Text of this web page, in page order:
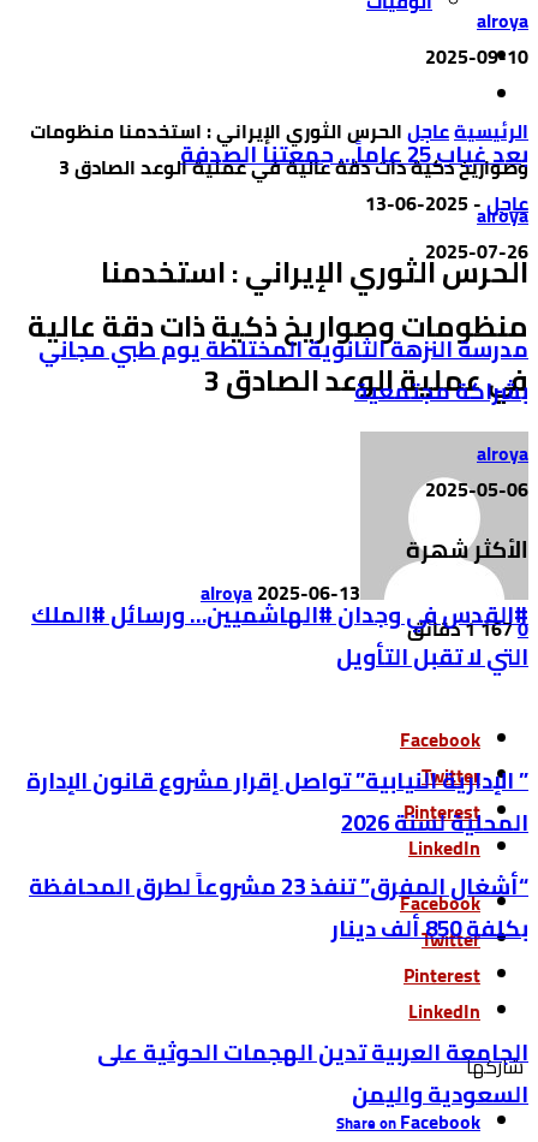
‫الرئيسية‬عاجلالحرس الثوري الإيراني : استخدمنا منظومات
وصواريخ ذكية ذات دقة عالية في عملية الوعد الصادق 3
عاجل-
2025-06-13
الحرس الثوري الإيراني : استخدمنا
منظومات وصواريخ ذكية ذات دقة عالية
في عملية الوعد الصادق 3
alroya2025-06-13
0
1671 ‫دقائق‬
Facebook
Twitter
Pinterest
LinkedIn
Facebook
Twitter
Pinterest
LinkedIn
‫‫ شاركها‬
Share onFacebook
alroya
2025-09-10
بعد غياب 25 عاماً… جمعتنا الصدفة
alroya
2025-07-26
مدرسة النزهة الثانوية المختلطة يوم طبي مجاني
بشراكة مجتمعية
alroya
2025-05-06
الأكثر شهرة
#القدس في وجدان #الهاشميين… ورسائل #الملك
التي لا تقبل التأويل
” الإدارية النيابية” تواصل إقرار مشروع قانون الإدارة
المحلية لسنة 2026
“أشغال المفرق” تنفذ 23 مشروعاً لطرق المحافظة
بكلفة 850 ألف دينار
الجامعة العربية تدين الهجمات الحوثية على
السعودية واليمن